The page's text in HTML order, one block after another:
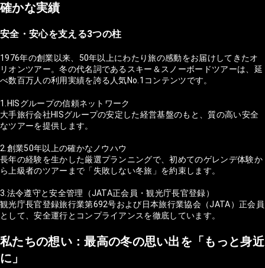
確かな実績
安全・安心を支える3つの柱
1976年の創業以来、50年以上にわたり旅の感動をお届けしてきたオ
リオンツアー。冬の代名詞であるスキー＆スノーボードツアーは、延
べ数百万人の利用実績を誇る人気No.1コンテンツです。
1.HISグループの信頼ネットワーク
大手旅行会社HISグループの安定した経営基盤のもと、質の高い安全
なツアーを提供します。
2.創業50年以上の確かなノウハウ
長年の経験を生かした厳選プランニングで、初めてのゲレンデ体験か
ら上級者のツアーまで「失敗しない冬旅」を約束します。
3.法令遵守と安全管理（JATA正会員・観光庁長官登録）
観光庁長官登録旅行業第692号および日本旅行業協会（JATA）正会員
として、安全運行とコンプライアンスを徹底しています。
私たちの想い：最高の冬の思い出を「もっと身近
に」